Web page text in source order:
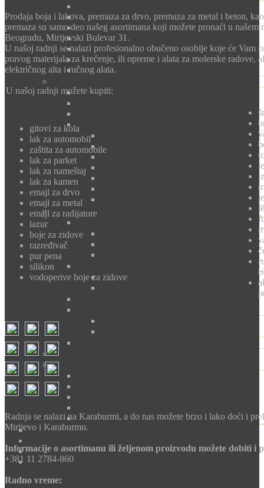
Prodaja boja i lakova, premaza za drvo, premaza za metal i beton,
premaza su samo deo našeg asortimana koji možete pronaći u
Beogradu, Mirijevski Bulevar 31.
U našoj radnji se nalazi profesionalno obučeno osoblje koje će Vam
pravog materijala za krečenje, ili opreme i alata za molerske radove,
električnog alta i ručnog alata.
U našoj radnji možete kupiti:
gitovi za kola
lak za automobil
zaštita za automobile
lak za parket
lak za nameštaj
lak za kamen
emajl za drvo
emajl za metal
emajl za radijatore
lazur
boje za zidove
razređivač
pur pena
silikon
vodoperive boje za zidove
Radnja se nalazi na Karaburmi, a do nas možete brzo i lako doći i
Mirijevo i Karaburmu.
Informacije o asortimanu ili željenom proizvodu možete dobiti i
+381 11 2784-860
Radno vreme: